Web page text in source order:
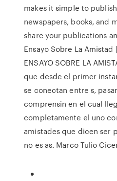
makes it simple to
newspapers, books, and
share your publications
Ensayo Sobre La
ENSAYO SOBRE LA
que desde el primer
se conectan entre s,
comprensin en el cual
completamente el uno
amistades que dicen ser
no es as. Marco Tulio